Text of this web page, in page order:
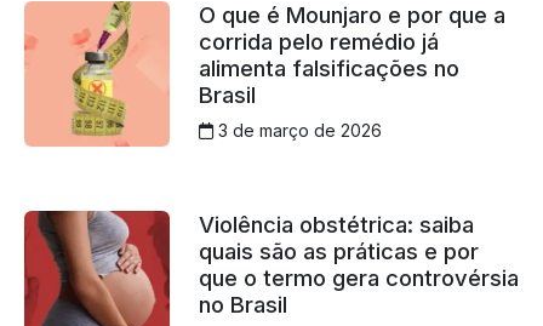
O que é Mounjaro e por que a
corrida pelo remédio já
alimenta falsificações no
Brasil
3 de março de 2026
Violência obstétrica: saiba
quais são as práticas e por
que o termo gera controvérsia
no Brasil